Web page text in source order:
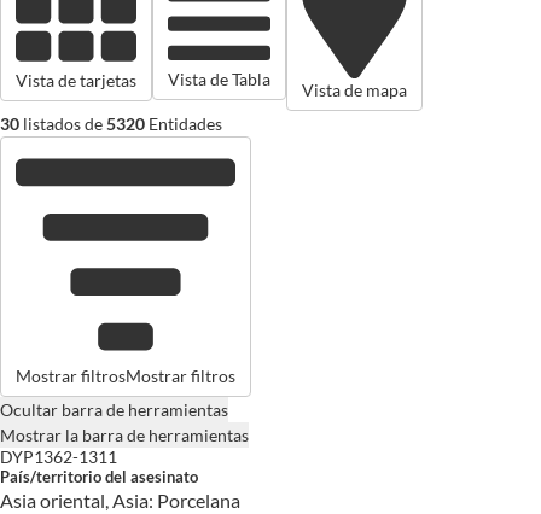
Vista de tarjetas Vista de Tabla
Vista de mapa
30 listados de5320 Entidades
Mostrar filtrosMostrar filtros
Ocultar barra de herramientas
Mostrar la barra de herramientas
DYP1362-1311
País/territorio del asesinato
Asia oriental, Asia: Porcelana